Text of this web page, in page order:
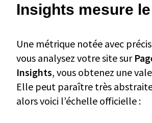
Insights mesure
Une métrique notée avec
vous analysez votre site sur
Insights, vous obtenez une
Elle peut paraître très
alors voici l’échelle officielle :